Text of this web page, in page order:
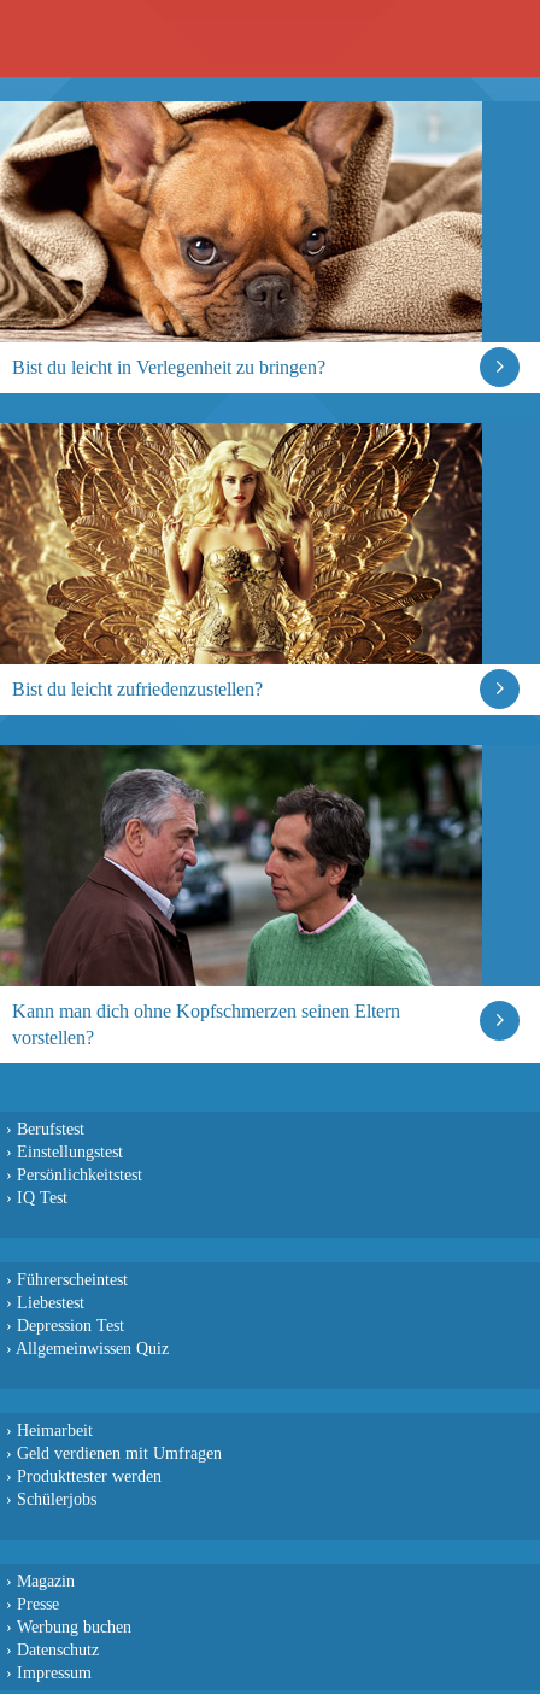
Bist du leicht in Verlegenheit zu bringen?
Bist du leicht zufriedenzustellen?
Kann man dich ohne Kopfschmerzen seinen Eltern
vorstellen?
› Berufstest
› Einstellungstest
› Persönlichkeitstest
› IQ Test
› Führerscheintest
› Liebestest
› Depression Test
› Allgemeinwissen Quiz
› Heimarbeit
› Geld verdienen mit Umfragen
› Produkttester werden
› Schülerjobs
› Magazin
› Presse
› Werbung buchen
› Datenschutz
› Impressum